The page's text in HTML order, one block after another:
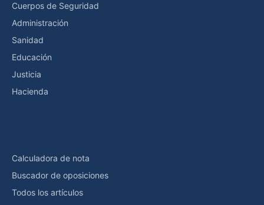
Cuerpos de Seguridad
Administración
Sanidad
Educación
Justicia
Hacienda
Calculadora de nota
Buscador de oposiciones
Todos los artículos